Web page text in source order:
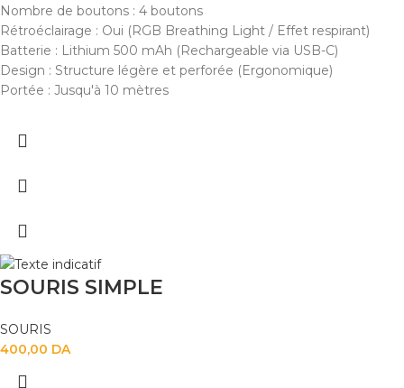
Nombre de boutons : 4 boutons
Rétroéclairage : Oui (RGB Breathing Light / Effet respirant)
Batterie : Lithium 500 mAh (Rechargeable via USB-C)
Design : Structure légère et perforée (Ergonomique)
Portée : Jusqu'à 10 mètres
SOURIS SIMPLE
SOURIS
400,00 DA